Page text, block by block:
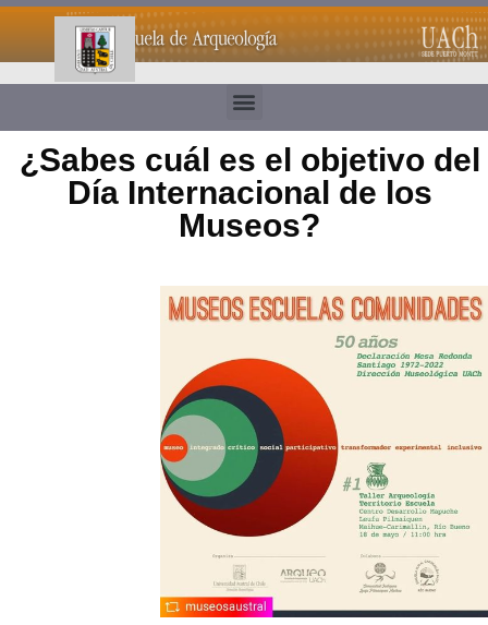
¿Sabes cuál es el objetivo del
Día Internacional de los
Museos?